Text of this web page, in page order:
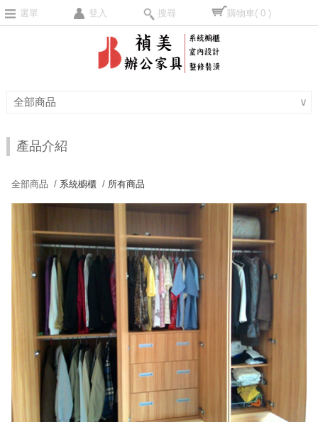
選單 登入 搜尋 購物車( 0 )
全部商品 ∨
產品介紹
全部商品 / 系統櫥櫃 / 所有商品